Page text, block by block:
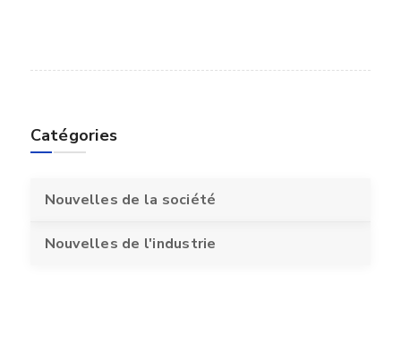
Catégories
Nouvelles de la société
Nouvelles de l'industrie